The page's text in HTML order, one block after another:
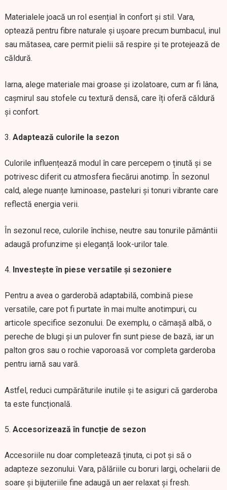
Materialele joacă un rol esențial în confort și stil. Vara,
optează pentru fibre naturale și ușoare precum bumbacul, inul
sau mătasea, care permit pielii să respire și te protejează de
căldură.
Iarna, alege materiale mai groase și izolatoare, cum ar fi lâna,
cașmirul sau stofele cu textură densă, care îți oferă căldură
și confort.
Adaptează culorile la sezon
Culorile influențează modul în care percepem o ținută și se
potrivesc diferit cu atmosfera fiecărui anotimp. În sezonul
cald, alege nuanțe luminoase, pasteluri și tonuri vibrante care
reflectă energia verii.
În sezonul rece, culorile închise, neutre sau tonurile pământii
adaugă profunzime și eleganță look-urilor tale.
Investește în piese versatile și sezoniere
Pentru a avea o garderobă adaptabilă, combină piese
versatile, care pot fi purtate în mai multe anotimpuri, cu
articole specifice sezonului. De exemplu, o cămașă albă, o
pereche de blugi și un pulover fin sunt piese de bază, iar un
palton gros sau o rochie vaporoasă vor completa garderoba
pentru iarnă sau vară.
Astfel, reduci cumpărăturile inutile și te asiguri că garderoba
ta este funcțională.
Accesorizează în funcție de sezon
Accesoriile nu doar completează ținuta, ci pot și să o
adapteze sezonului. Vara, pălăriile cu boruri largi, ochelarii de
soare și bijuteriile fine adaugă un aer relaxat și fresh.